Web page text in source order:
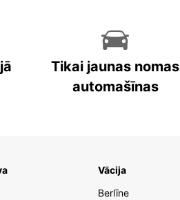
Tikai jaunas nomas
automašīnas
Vācija
Berlīne